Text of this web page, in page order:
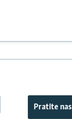
Pratite nas